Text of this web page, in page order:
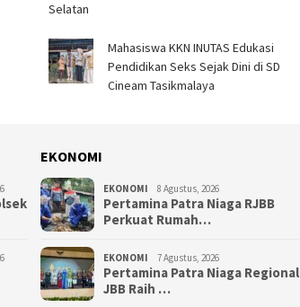
Selatan
Mahasiswa KKN INUTAS Edukasi
Pendidikan Seks Sejak Dini di SD
Cineam Tasikmalaya
EKONOMI
EKONOMI 8 Agustus, 2026
Pertamina Patra Niaga RJBB
Perkuat Rumah…
EKONOMI 7 Agustus, 2026
Pertamina Patra Niaga Regional
JBB Raih …